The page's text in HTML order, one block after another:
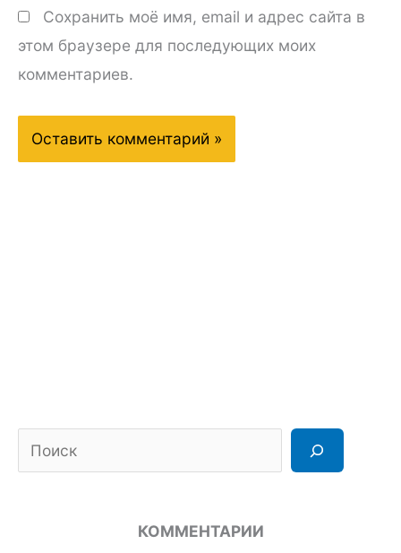
Сохранить моё имя, email и адрес сайта в
этом браузере для последующих моих
комментариев.
Поиск
КОММЕНТАРИИ